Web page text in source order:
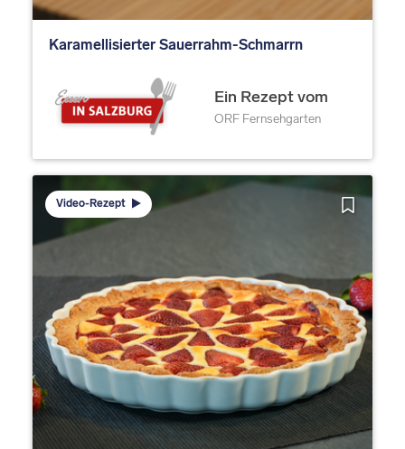
Karamellisierter Sauerrahm-Schmarrn
Ein Rezept vom
ORF Fernsehgarten
Video-Rezept